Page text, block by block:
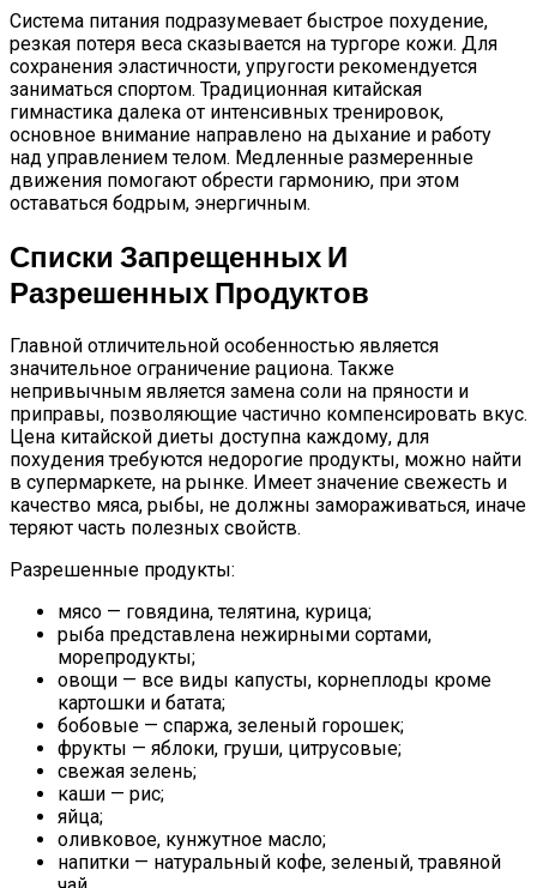
Система питания подразумевает быстрое похудение,
резкая потеря веса сказывается на тургоре кожи. Для
сохранения эластичности, упругости рекомендуется
заниматься спортом. Традиционная китайская
гимнастика далека от интенсивных тренировок,
основное внимание направлено на дыхание и работу
над управлением телом. Медленные размеренные
движения помогают обрести гармонию, при этом
оставаться бодрым, энергичным.
Списки Запрещенных И
Разрешенных Продуктов
Главной отличительной особенностью является
значительное ограничение рациона. Также
непривычным является замена соли на пряности и
приправы, позволяющие частично компенсировать вкус.
Цена китайской диеты доступна каждому, для
похудения требуются недорогие продукты, можно найти
в супермаркете, на рынке. Имеет значение свежесть и
качество мяса, рыбы, не должны замораживаться, иначе
теряют часть полезных свойств.
Разрешенные продукты:
мясо — говядина, телятина, курица;
рыба представлена нежирными сортами,
морепродукты;
овощи — все виды капусты, корнеплоды кроме
картошки и батата;
бобовые — спаржа, зеленый горошек;
фрукты — яблоки, груши, цитрусовые;
свежая зелень;
каши — рис;
яйца;
оливковое, кунжутное масло;
напитки — натуральный кофе, зеленый, травяной